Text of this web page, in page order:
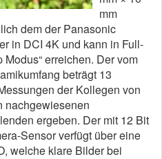
mm
dem der Panasonic
in DCI 4K und kann in Full-
erreichen. Der vom
beträgt 13
der Kollegen von
nachgewiesenen
ergeben. Der mit 12 Bit
Sensor verfügt über eine
welche klare Bilder bei